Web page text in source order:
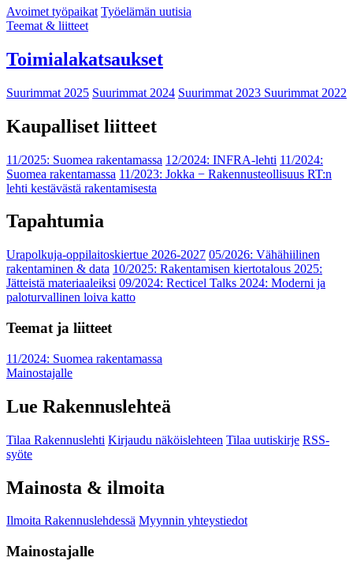
Avoimet työpaikat Työelämän uutisia
Teemat & liitteet
Toimialakatsaukset
Suurimmat 2025 Suurimmat 2024 Suurimmat 2023 Suurimmat 2022
Kaupalliset liitteet
11/2025: Suomea rakentamassa 12/2024: INFRA-lehti 11/2024:
Suomea rakentamassa 11/2023: Jokka − Rakennusteollisuus RT:n
lehti kestävästä rakentamisesta
Tapahtumia
Urapolkuja-oppilaitoskiertue 2026-2027 05/2026: Vähähiilinen
rakentaminen & data 10/2025: Rakentamisen kiertotalous 2025:
Jätteistä materiaaleiksi 09/2024: Recticel Talks 2024: Moderni ja
paloturvallinen loiva katto
Teemat ja liitteet
11/2024: Suomea rakentamassa
Mainostajalle
Lue Rakennuslehteä
Tilaa Rakennuslehti Kirjaudu näköislehteen Tilaa uutiskirje RSS-
syöte
Mainosta & ilmoita
Ilmoita Rakennuslehdessä Myynnin yhteystiedot
Mainostajalle